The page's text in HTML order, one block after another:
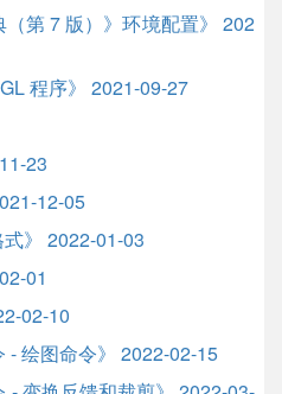
（第 7 版）》环境配置》 202
程序》 2021-09-27
23
12-05
式》 2022-01-03
01
02-10
- 绘图命令》 2022-02-15